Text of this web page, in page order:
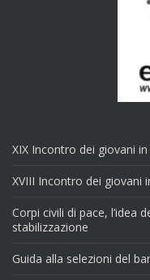
XIX Incontro dei giovani
XVIII Incontro dei giovani
Corpi civili di pace, l’idea
stabilizzazione
Guida alla selezioni del